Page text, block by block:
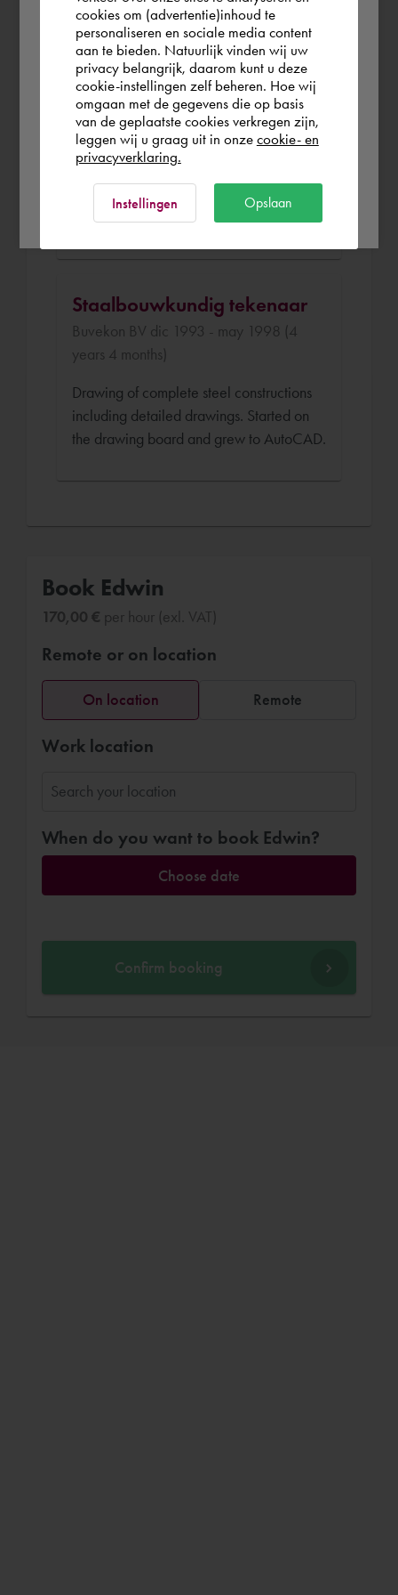
Tekenaar/Werkvoorbereider
Aalbers BV may 1998 - oct 2006 (8
years 5 months)
Draughtsman/Work Planner for all
departments within the company:
Shop fittings, steel constructions,
CAD application management.
Staalbouwkundig tekenaar
Buvekon BV dic 1993 - may 1998 (4
years 4 months)
Drawing of complete steel constructions
including detailed drawings. Started on
the drawing board and grew to AutoCAD.
Book Edwin
170,00 € per hour (exl. VAT)
Remote or on location
On location Remote
Work location
When do you want to book Edwin?
Choose date
Confirm booking
you wish to shop.
España
Rest of the world
cookies om (advertentie)inhoud te
personaliseren en sociale media content
aan te bieden. Natuurlijk vinden wij uw
privacy belangrijk, daarom kunt u deze
cookie-instellingen zelf beheren. Hoe wij
omgaan met de gegevens die op basis
van de geplaatste cookies verkregen zijn,
leggen wij u graag uit in onze cookie- en
privacyverklaring.
Instellingen Opslaan